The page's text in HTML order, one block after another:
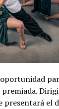
presentará el